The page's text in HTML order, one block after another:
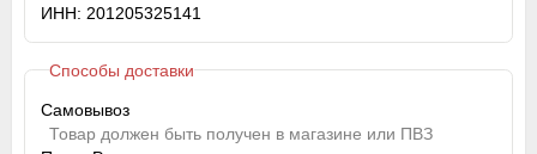
ИНН: 201205325141
Способы доставки
Самовывоз
Товар должен быть получен в магазине или ПВЗ